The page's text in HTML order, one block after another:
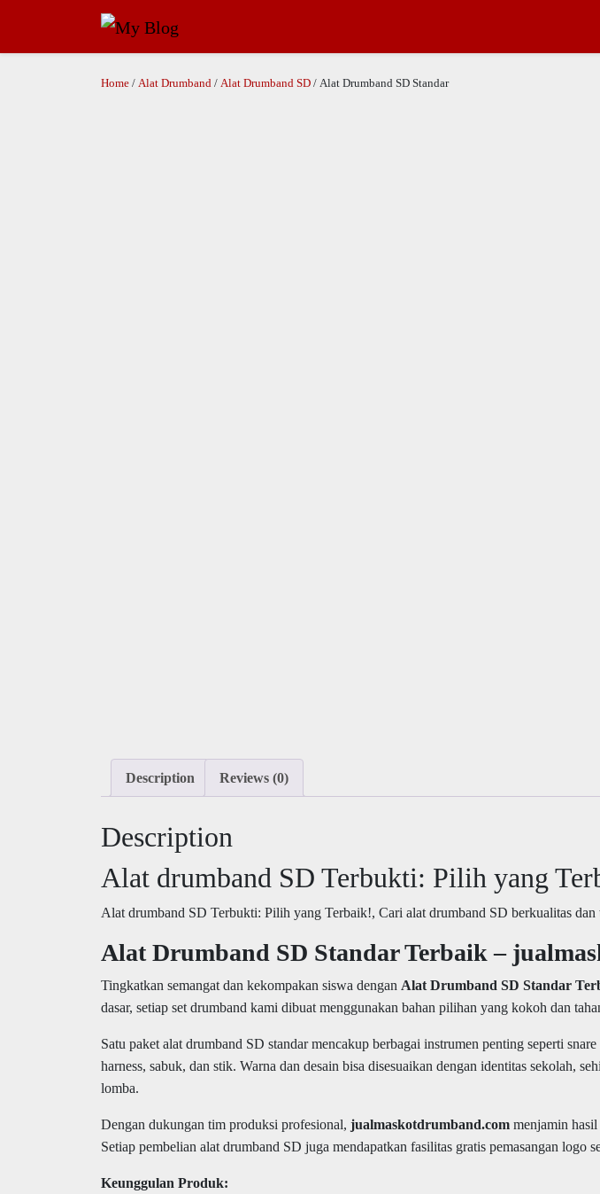
Home / Alat Drumband / Alat Drumband SD / Alat Drumband SD Standar
Description Reviews (0)
Description
Alat drumband SD Terbukti: Pilih yang
Alat drumband SD Terbukti: Pilih yang Terbaik!, Cari alat drumband SD berkualitas
Alat Drumband SD Standar Terbaik –
Tingkatkan semangat dan kekompakan siswa dengan Alat Drumband SD Standar
dasar, setiap set drumband kami dibuat menggunakan bahan pilihan yang kokoh dan
Satu paket alat drumband SD standar mencakup berbagai instrumen penting seperti
harness, sabuk, dan stik. Warna dan desain bisa disesuaikan dengan identitas sekolah,
lomba.
Dengan dukungan tim produksi profesional, jualmaskotdrumband.com menjamin
Setiap pembelian alat drumband SD juga mendapatkan fasilitas gratis pemasangan logo
Keunggulan Produk: